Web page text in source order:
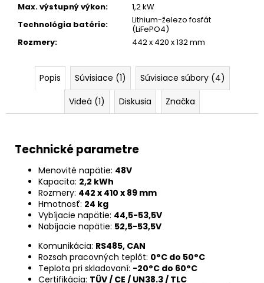
Max. výstupný výkon:
1,2 kW
Technológia batérie:
Lithium-železo fosfát
(LiFePO4)
Rozmery: 442 x 420 x 132 mm
Popis Súvisiace (1)
Súvisiace súbory (4)
Videá (1)
Diskusia Značka
Technické parametre
Menovité napätie: 48V
Kapacita: 2,2 kWh
Rozmery: 442 x 410 x 89 mm
Hmotnosť: 24 kg
Vybíjacie napätie: 44,5-53,5V
Nabíjacie napätie: 52,5-53,5V
Komunikácia: RS485, CAN
Rozsah pracovných teplôt: 0°C do 50°C
Teplota pri skladovaní: -20°C do 60°C
Certifikácia: TÜV / CE / UN38.3 / TLC